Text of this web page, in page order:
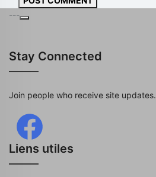
---
Stay Connected
Join people who receive site updates.
Liens utiles